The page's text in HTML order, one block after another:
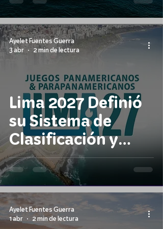
Lima 2027 Definió
su Sistema de
Clasificación y
Evalúa la Inclusión
del Bodyboard
Ayelet Fuentes Guerra
3 abr
2 min de lectura
Ayelet Fuentes Guerra
1 abr
2 min de lectura